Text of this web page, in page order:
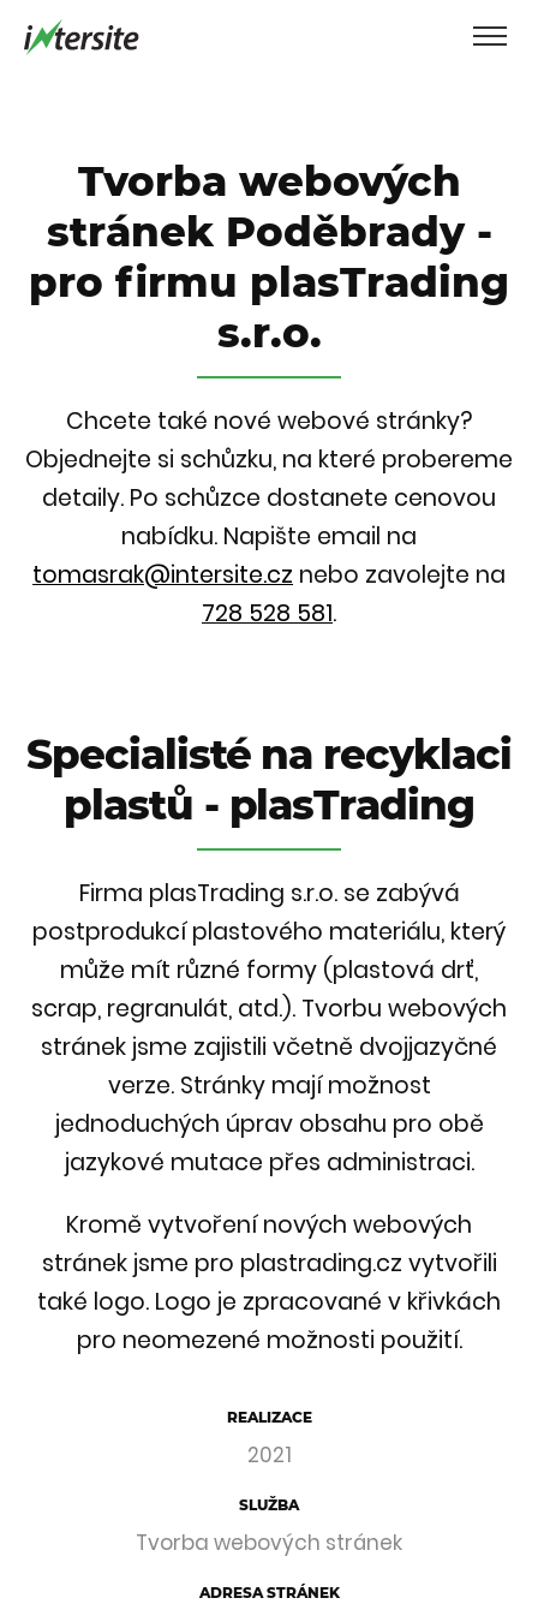
Tvorba webových
stránek Poděbrady -
pro firmu plasTrading
s.r.o.
Chcete také nové webové stránky?
Objednejte si schůzku, na které probereme
detaily. Po schůzce dostanete cenovou
nabídku. Napište email na
tomasrak@intersite.cz nebo zavolejte na
728 528 581.
Specialisté na recyklaci
plastů - plasTrading
Firma plasTrading s.r.o. se zabývá
postprodukcí plastového materiálu, který
může mít různé formy (plastová drť,
scrap, regranulát, atd.). Tvorbu webových
stránek jsme zajistili včetně dvojjazyčné
verze. Stránky mají možnost
jednoduchých úprav obsahu pro obě
jazykové mutace přes administraci.
Kromě vytvoření nových webových
stránek jsme pro plastrading.cz vytvořili
také logo. Logo je zpracované v křivkách
pro neomezené možnosti použití.
REALIZACE
2021
SLUŽBA
Tvorba webových stránek
ADRESA STRÁNEK